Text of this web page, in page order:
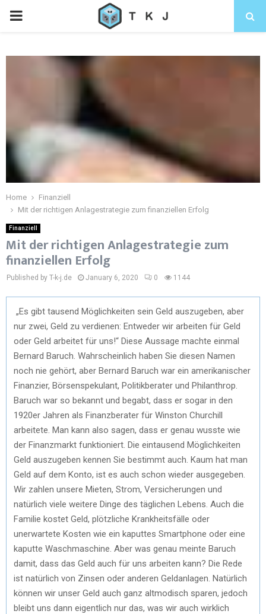
Home
Finanziell
Mit der richtigen Anlagestrategie zum finanziellen Erfolg
Finanziell
Mit der richtigen Anlagestrategie zum
finanziellen Erfolg
Published by T-k-j.de January 6, 2020 0 1144
„Es gibt tausend Möglichkeiten sein Geld auszugeben, aber
nur zwei, Geld zu verdienen: Entweder wir arbeiten für Geld
oder Geld arbeitet für uns!“ Diese Aussage machte einmal
Bernard Baruch. Wahrscheinlich haben Sie diesen Namen
noch nie gehört, aber Bernard Baruch war ein amerikanischer
Finanzier, Börsenspekulant, Politikberater und Philanthrop.
Baruch war so bekannt und begabt, dass er sogar in den
1920er Jahren als Finanzberater für Winston Churchill
arbeitete. Man kann also sagen, dass er genau wusste wie
der Finanzmarkt funktioniert. Die eintausend Möglichkeiten
Geld auszugeben kennen Sie bestimmt auch. Kaum hat man
Geld auf dem Konto, ist es auch schon wieder ausgegeben.
Wir zahlen unsere Mieten, Strom, Versicherungen und
natürlich viele weitere Dinge des täglichen Lebens. Auch die
Familie kostet Geld, plötzliche Krankheitsfälle oder
unerwartete Kosten wie ein kaputtes Smartphone oder eine
kaputte Waschmaschine. Aber was genau meinte Baruch
damit, dass das Geld auch für uns arbeiten kann? Die Rede
ist natürlich von Zinsen oder anderen Geldanlagen. Natürlich
können wir unser Geld auch ganz altmodisch sparen, jedoch
bleibt uns dann eigentlich nur das, was wir auch wirklich